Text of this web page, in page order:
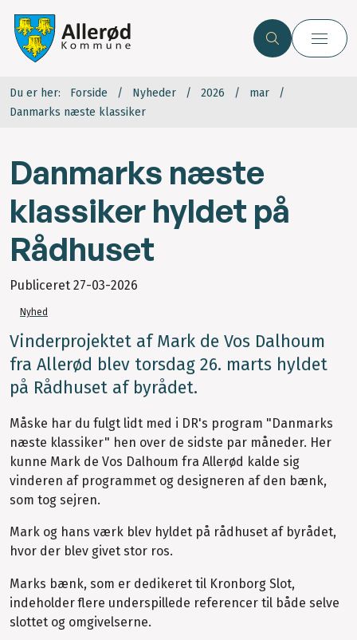
Du er her: Forside Nyheder 2026
mar
Danmarks næste klassiker
Danmarks næste
klassiker hyldet på
Rådhuset
Publiceret 27-03-2026
Nyhed
Vinderprojektet af Mark de Vos Dalhoum
fra Allerød blev torsdag 26. marts hyldet
på Rådhuset af byrådet.
Måske har du fulgt lidt med i DR's program "Danmarks
næste klassiker" hen over de sidste par måneder. Her
kunne Mark de Vos Dalhoum fra Allerød kalde sig
vinderen af programmet og designeren af den bænk,
som tog sejren.
Mark og hans værk blev hyldet på rådhuset af byrådet,
hvor der blev givet stor ros.
Marks bænk, som er dedikeret til Kronborg Slot,
indeholder flere underspillede referencer til både selve
slottet og omgivelserne.